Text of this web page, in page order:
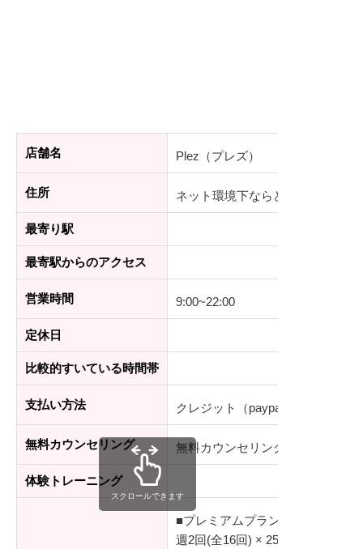
店舗名 Plez（プレズ）
住所 ネット環境下ならどこでもOK！
最寄り駅
最寄駅からのアクセス
営業時間 9:00~22:00
定休日
比較的すいている時間帯
支払い方法 クレジット（paypal）・銀行振込
無料カウンセリング 無料カウンセリングあり
体験トレーニング
■プレミアムプラン（基本の2カ
週2回(全16回) × 25分/レッスン
スクロールできます